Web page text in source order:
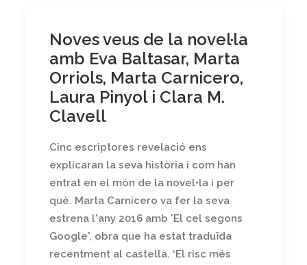
Noves veus de la novel·la
amb Eva Baltasar, Marta
Orriols, Marta Carnicero,
Laura Pinyol i Clara M.
Clavell
Cinc escriptores revelació ens
explicaran la seva història i com han
entrat en el món de la novel•la i per
què. Marta Carnicero va fer la seva
estrena l'any 2016 amb 'El cel segons
Google', obra que ha estat traduïda
recentment al castellà. ‘El risc més